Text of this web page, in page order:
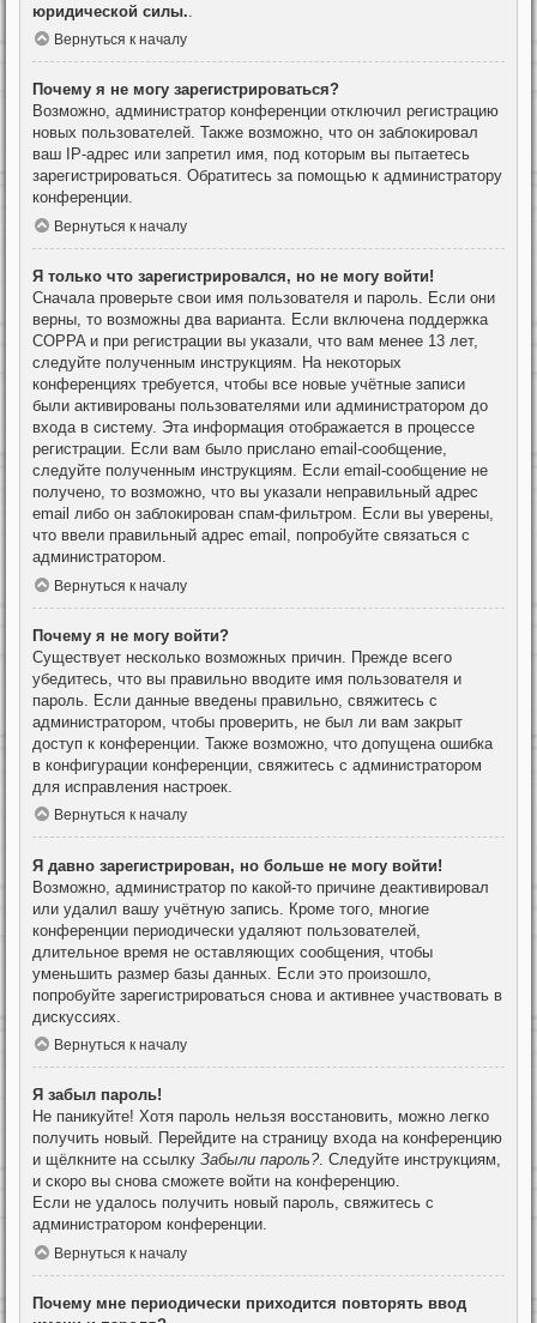
юридической силы.
Вернуться к началу
Почему я не могу зарегистрироваться?
Возможно, администратор конференции отключил регистрацию
новых пользователей. Также возможно, что он заблокировал
ваш IP-адрес или запретил имя, под которым вы пытаетесь
зарегистрироваться. Обратитесь за помощью к администратору
конференции.
Вернуться к началу
Я только что зарегистрировался, но не могу войти!
Сначала проверьте свои имя пользователя и пароль. Если они
верны, то возможны два варианта. Если включена поддержка
COPPA и при регистрации вы указали, что вам менее 13 лет,
следуйте полученным инструкциям. На некоторых
конференциях требуется, чтобы все новые учётные записи
были активированы пользователями или администратором до
входа в систему. Эта информация отображается в процессе
регистрации. Если вам было прислано email-сообщение,
следуйте полученным инструкциям. Если email-сообщение не
получено, то возможно, что вы указали неправильный адрес
email либо он заблокирован спам-фильтром. Если вы уверены,
что ввели правильный адрес email, попробуйте связаться с
администратором.
Вернуться к началу
Почему я не могу войти?
Существует несколько возможных причин. Прежде всего
убедитесь, что вы правильно вводите имя пользователя и
пароль. Если данные введены правильно, свяжитесь с
администратором, чтобы проверить, не был ли вам закрыт
доступ к конференции. Также возможно, что допущена ошибка
в конфигурации конференции, свяжитесь с администратором
для исправления настроек.
Вернуться к началу
Я давно зарегистрирован, но больше не могу войти!
Возможно, администратор по какой-то причине деактивировал
или удалил вашу учётную запись. Кроме того, многие
конференции периодически удаляют пользователей,
длительное время не оставляющих сообщения, чтобы
уменьшить размер базы данных. Если это произошло,
попробуйте зарегистрироваться снова и активнее участвовать в
дискуссиях.
Вернуться к началу
Я забыл пароль!
Не паникуйте! Хотя пароль нельзя восстановить, можно легко
получить новый. Перейдите на страницу входа на конференцию
и щёлкните на ссылку Забыли пароль?. Следуйте инструкциям,
и скоро вы снова сможете войти на конференцию.
Если не удалось получить новый пароль, свяжитесь с
администратором конференции.
Вернуться к началу
Почему мне периодически приходится повторять ввод